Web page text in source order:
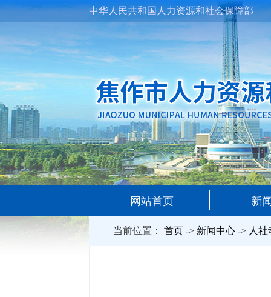
中华人民共和国人力资源和社会保障部
网站首页 新
当前位置： 首页-> 新闻中心-> 人社